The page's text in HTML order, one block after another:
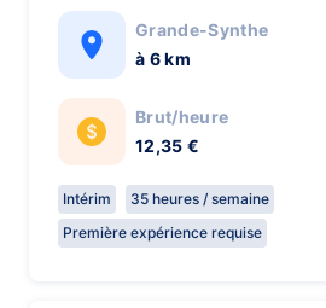
Grande-Synthe
à 6 km
Brut/heure
12,35 €
Intérim
35 heures / semaine
Première expérience requise